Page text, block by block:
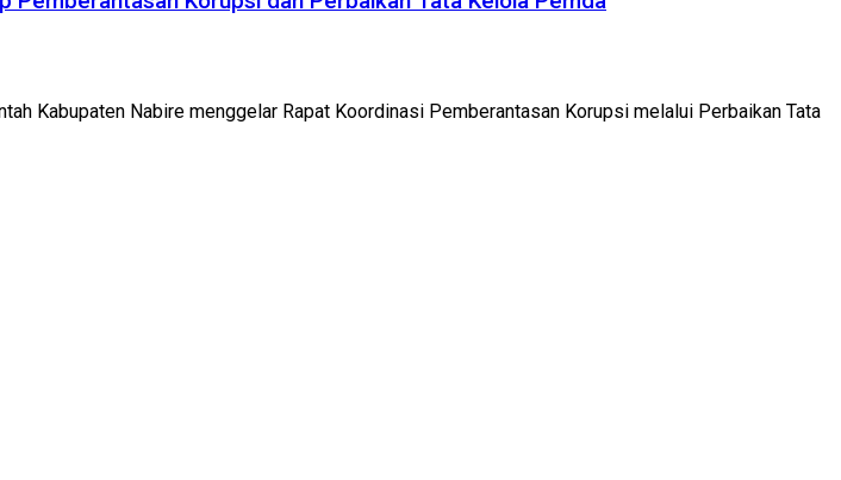
Kabupaten Nabire menggelar Rapat Koordinasi Pemberantasan Korupsi melalui Perbaikan Tata